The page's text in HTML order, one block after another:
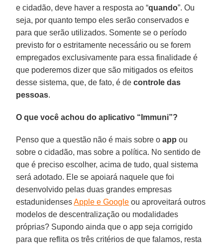
e cidadão, deve haver a resposta ao “quando”. Ou
seja, por quanto tempo eles serão conservados e
para que serão utilizados. Somente se o período
previsto for o estritamente necessário ou se forem
empregados exclusivamente para essa finalidade é
que poderemos dizer que são mitigados os efeitos
desse sistema, que, de fato, é decontrole das
pessoas.
O que você achou do aplicativo “Immuni”?
Penso que a questão não é mais sobre oapp ou
sobre o cidadão, mas sobre a política. No sentido de
que é preciso escolher, acima de tudo, qual sistema
será adotado. Ele se apoiará naquele que foi
desenvolvido pelas duas grandes empresas
estadunidensesApple e Google ou aproveitará outros
modelos de descentralização ou modalidades
próprias? Supondo ainda que o app seja corrigido
para que reflita os três critérios de que falamos, resta